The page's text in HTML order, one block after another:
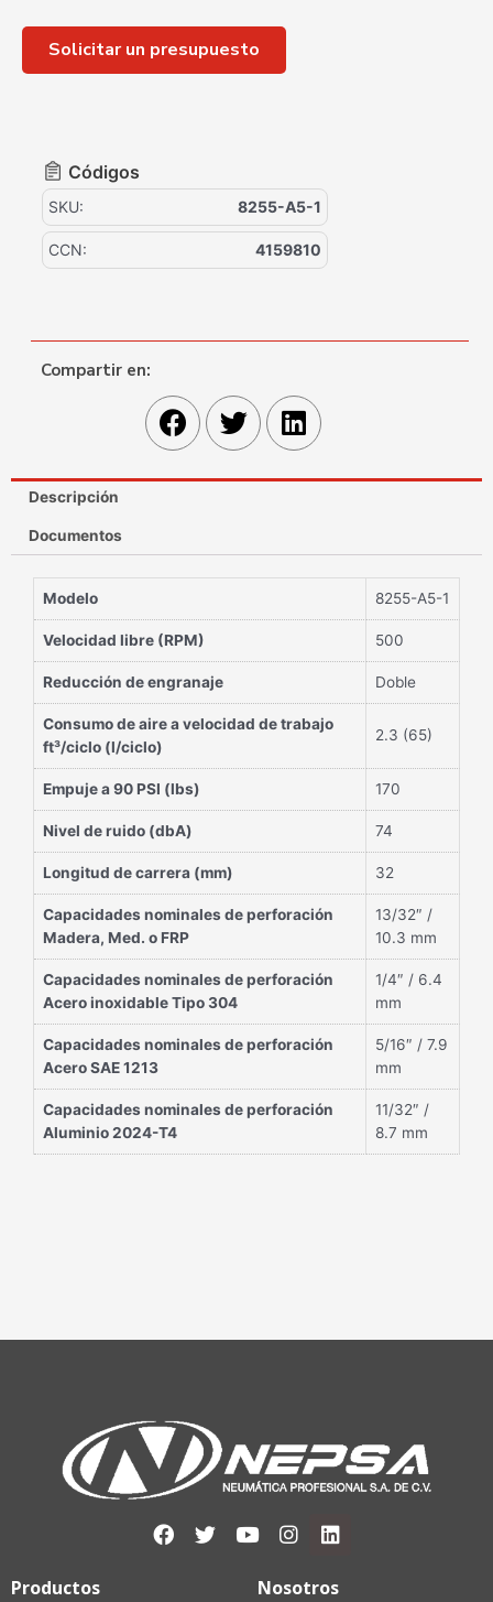
Solicitar un presupuesto
Códigos
SKU: 8255-A5-1
CCN: 4159810
Compartir en:
Descripción
Documentos
Modelo 8255-A5-1
Velocidad libre (RPM) 500
Reducción de engranaje Doble
Consumo de aire a velocidad de trabajo
ft³/ciclo (l/ciclo)
2.3 (65)
Empuje a 90 PSI (lbs) 170
Nivel de ruido (dbA) 74
Longitud de carrera (mm) 32
Capacidades nominales de perforación
Madera, Med. o FRP
13/32″ /
10.3 mm
Capacidades nominales de perforación
Acero inoxidable Tipo 304
1/4″ / 6.4
mm
Capacidades nominales de perforación
Acero SAE 1213
5/16″ / 7.9
mm
Capacidades nominales de perforación
Aluminio 2024-T4
11/32″ /
8.7 mm
Nosotros
Productos